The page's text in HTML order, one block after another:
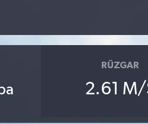
RÜZGAR
2.61 M/